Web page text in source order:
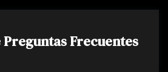
Frecuentes